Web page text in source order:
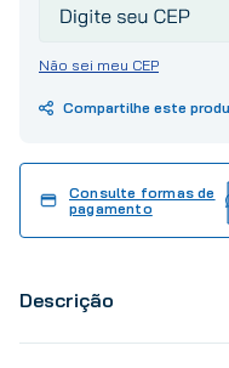
Não sei meu CEP
Consulte formas de
pagamento
Descrição